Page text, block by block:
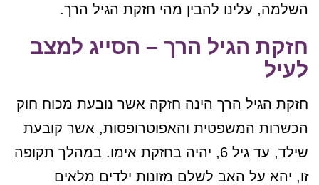
השלמה, עלינו להבין מהי חזקת הגיל הרך.
חזקת הגיל הרך – הסייג למצב
לעיל
חזקת הגיל הרך הינה חזקה אשר נובעת מכוח חוק
הכשרות המשפטית והאפוטרופסות, אשר קובעת
שילד, עד גיל 6, יהיה בחזקת אימו. במהלך תקופה
זו, יהא על האב לשלם מזונות ילדים מלאים